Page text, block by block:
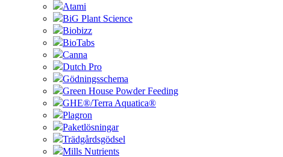
Atami
BiG Plant Science
Biobizz
BioTabs
Canna
Dutch Pro
Gödningsschema
Green House Powder Feeding
GHE®/Terra Aquatica®
Plagron
Paketlösningar
Trädgårdsgödsel
Mills Nutrients